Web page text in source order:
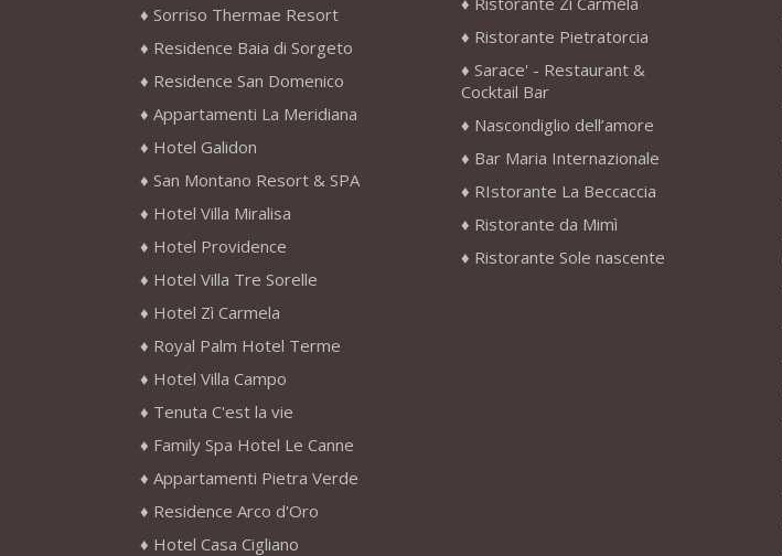
Sorriso Thermae Resort
Residence Baia di Sorgeto
Residence San Domenico
Appartamenti La Meridiana
Hotel Galidon
San Montano Resort & SPA
Hotel Villa Miralisa
Hotel Providence
Hotel Villa Tre Sorelle
Hotel Zì Carmela
Royal Palm Hotel Terme
Hotel Villa Campo
Tenuta C'est la vie
Family Spa Hotel Le Canne
Appartamenti Pietra Verde
Residence Arco d'Oro
Hotel Casa Cigliano
Ristorante Pietratorcia
Sarace' - Restaurant &
Cocktail Bar
Nascondiglio dell’amore
Bar Maria Internazionale
RIstorante La Beccaccia
Ristorante da Mimì
Ristorante Sole nascente